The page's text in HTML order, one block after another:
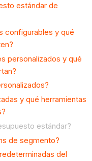
estándar de
configurables y qué
personalizados y qué
y qué herramientas
estándar?
de segmento?
del